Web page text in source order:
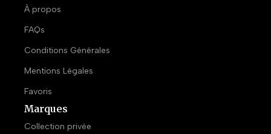
À propos
FAQs
Conditions Générales
Mentions Légales
Favoris
Marques
Collection privée